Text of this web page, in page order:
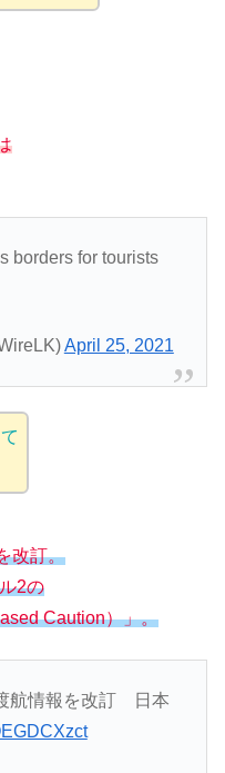
borders for tourists
April 25, 2021
改訂。
2の
Caution）」。
航情報を改訂 日本